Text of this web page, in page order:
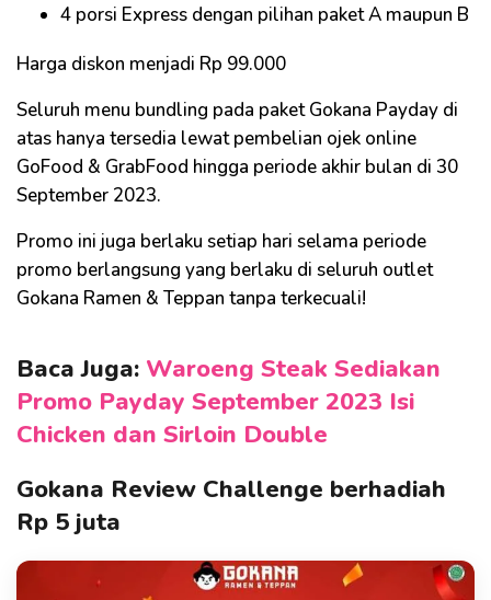
4 porsi Express dengan pilihan paket A maupun B
Harga diskon menjadi Rp 99.000
Seluruh menu bundling pada paket Gokana Payday di
atas hanya tersedia lewat pembelian ojek online
GoFood & GrabFood hingga periode akhir bulan di 30
September 2023.
Promo ini juga berlaku setiap hari selama periode
promo berlangsung yang berlaku di seluruh outlet
Gokana Ramen & Teppan tanpa terkecuali!
Baca Juga: Waroeng Steak Sediakan
Promo Payday September 2023 Isi
Chicken dan Sirloin Double
Gokana Review Challenge berhadiah
Rp 5 juta